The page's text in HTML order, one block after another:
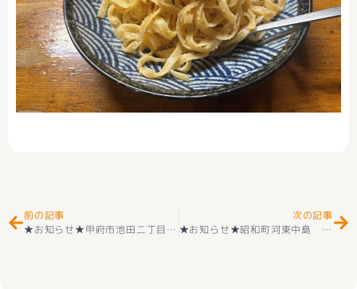
前の記事
★お知らせ★甲府市池田二丁目 売地（全2区画）のご案内
次の記事
★お知らせ★昭和町河東中島 13号 新築戸建のご紹介【もてぎ不動産】